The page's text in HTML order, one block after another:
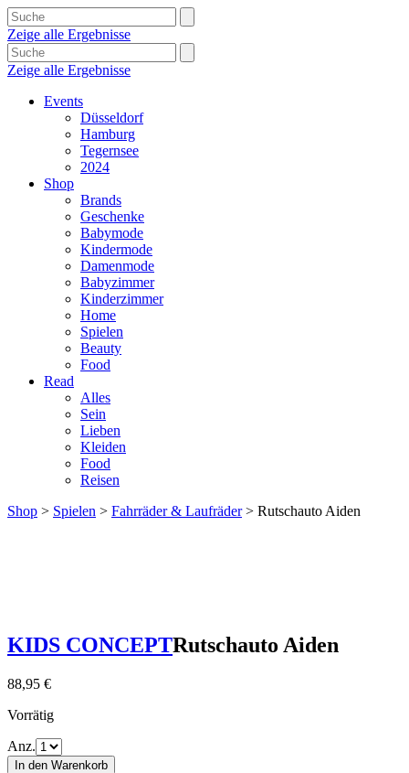
Zeige alle Ergebnisse
Zeige alle Ergebnisse
Events
Düsseldorf
Hamburg
Tegernsee
2024
Shop
Brands
Geschenke
Babymode
Kindermode
Damenmode
Babyzimmer
Kinderzimmer
Home
Spielen
Beauty
Food
Read
Alles
Sein
Lieben
Kleiden
Food
Reisen
Shop > Spielen > Fahrräder & Laufräder> Rutschauto Aiden
KIDS CONCEPTRutschauto Aiden
88,95 €
Vorrätig
Anz.
In den Warenkorb